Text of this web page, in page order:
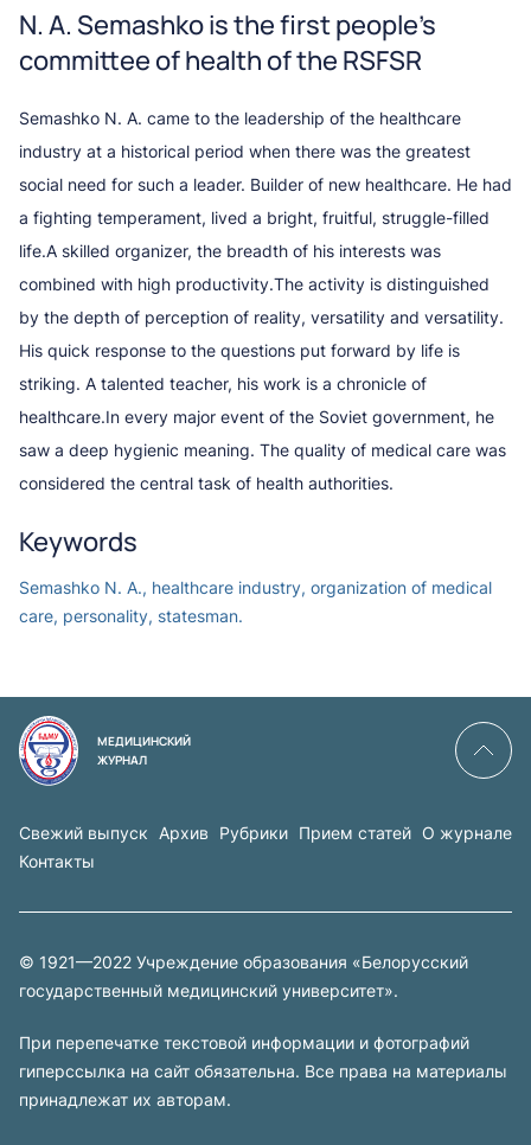
N. A. Semashko is the first people's
committee of health of the RSFSR
Semashko N. A. came to the leadership of the healthcare
industry at a historical period when there was the greatest
social need for such a leader. Builder of new healthcare. He had
a fighting temperament, lived a bright, fruitful, struggle-filled
life.A skilled organizer, the breadth of his interests was
combined with high productivity.The activity is distinguished
by the depth of perception of reality, versatility and versatility.
His quick response to the questions put forward by life is
striking. A talented teacher, his work is a chronicle of
healthcare.In every major event of the Soviet government, he
saw a deep hygienic meaning. The quality of medical care was
considered the central task of health authorities.
Keywords
Semashko N. A., healthcare industry, organization of medical
care, personality, statesman.
МЕДИЦИНСКИЙ
ЖУРНАЛ
Свежий выпуск Архив Рубрики Прием статей О журнале
Контакты
© 1921—2022 Учреждение образования «Белорусский
государственный медицинский университет».
При перепечатке текстовой информации и фотографий
гиперссылка на сайт обязательна. Все права на материалы
принадлежат их авторам.